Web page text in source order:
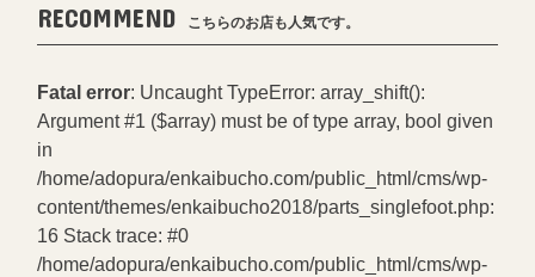
RECOMMEND こちらのお店も人気です。
Fatal error: Uncaught TypeError: array_shift():
Argument #1 ($array) must be of type array, bool given
in
/home/adopura/enkaibucho.com/public_html/cms/wp-
content/themes/enkaibucho2018/parts_singlefoot.php:
16 Stack trace: #0
/home/adopura/enkaibucho.com/public_html/cms/wp-